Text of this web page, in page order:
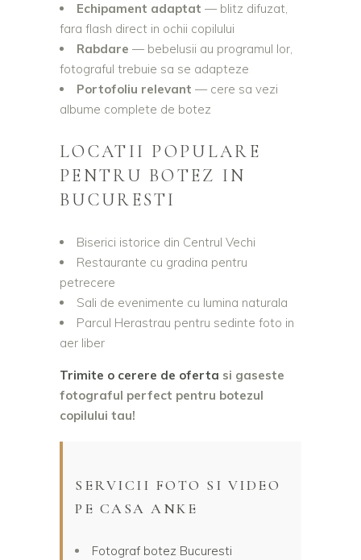
Echipament adaptat — blitz difuzat,
fara flash direct in ochii copilului
Rabdare — bebelusii au programul lor,
fotograful trebuie sa se adapteze
Portofoliu relevant — cere sa vezi
albume complete de botez
LOCATII POPULARE
PENTRU BOTEZ IN
BUCURESTI
Biserici istorice din Centrul Vechi
Restaurante cu gradina pentru
petrecere
Sali de evenimente cu lumina naturala
Parcul Herastrau pentru sedinte foto in
aer liber
Trimite o cerere de oferta si gaseste
fotograful perfect pentru botezul
copilului tau!
SERVICII FOTO SI VIDEO
PE CASA ANKE
Fotograf botez Bucuresti